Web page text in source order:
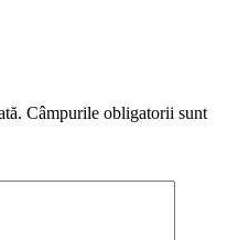
Câmpurile obligatorii sunt